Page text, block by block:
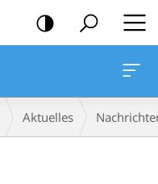
Aktuelles